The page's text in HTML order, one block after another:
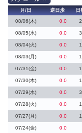
月/日 逆日歩 日
08/06(木)
0.0 2
08/05(水) 0.0 3
08/04(火) 0.0 1
08/03(月) 0.0 1
07/31(金) 0.0 1
07/30(木) 0.0 1
07/29(水) 0.0 3
07/28(火) 0.0 1
07/27(月) 0.0 1
07/24(金) 0.0